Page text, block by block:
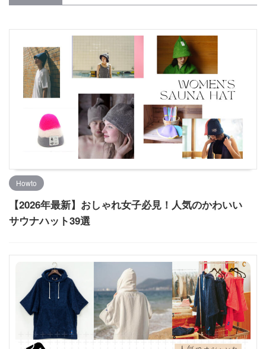
Howto
【2026年最新】おしゃれ女子必見！人気のかわいい
サウナハット39選